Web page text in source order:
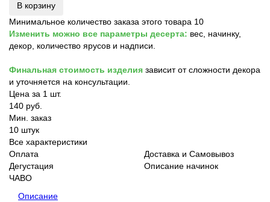
В корзину
Минимальное количество заказа этого товара 10
Изменить можно все параметры десерта: вес, начинку,
декор, количество ярусов и надписи.
Финальная стоимость изделия зависит от сложности декора
и уточняется на консультации.
Цена за 1 шт.
140 руб.
Мин. заказ
10 штук
Все характеристики
Оплата
Доставка и Самовывоз
Дегустация
Описание начинок
ЧАВО
Описание